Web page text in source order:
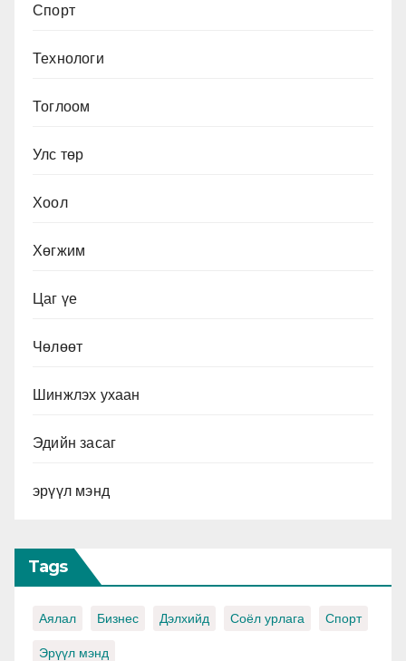
Спорт
Технологи
Тоглоом
Улс төр
Хоол
Хөгжим
Цаг үе
Чөлөөт
Шинжлэх ухаан
Эдийн засаг
эрүүл мэнд
Tags
Аялал Бизнес Дэлхийд Соёл урлага Спорт
Эрүүл мэнд